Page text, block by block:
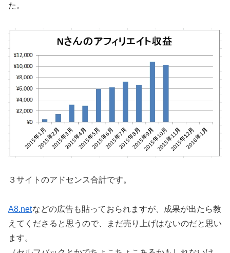
た。
３サイトのアドセンス合計です。
A8.netなどの広告も貼っておられますが、成果が出たら教
えてくださると思うので、まだ売り上げはないのだと思い
ます。